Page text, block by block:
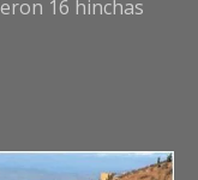
16 hinchas